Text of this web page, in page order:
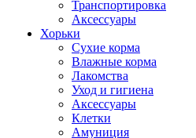
Транспортировка
Аксессуары
Хорьки
Сухие корма
Влажные корма
Лакомства
Уход и гигиена
Аксессуары
Клетки
Амуниция